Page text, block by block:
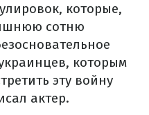
которые,
сотню
которым
эту войну
актер.